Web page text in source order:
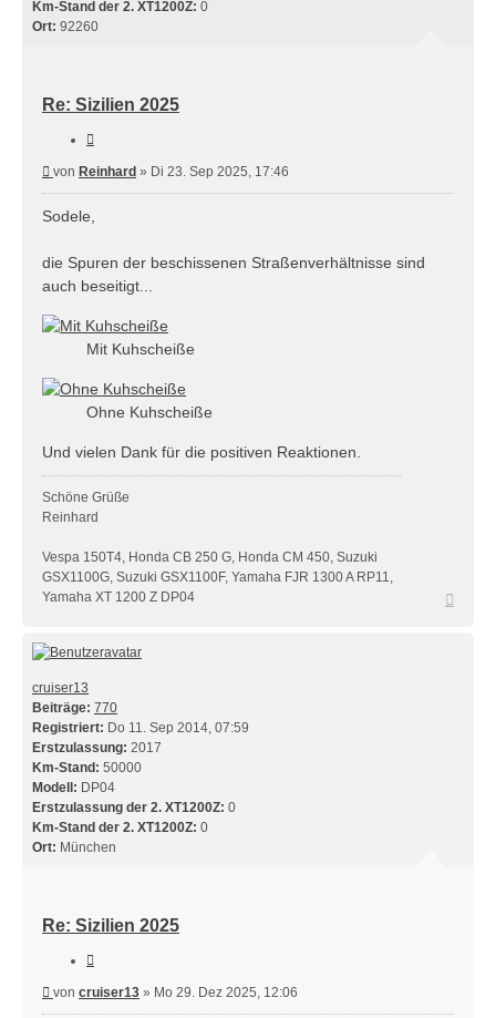
Km-Stand der 2. XT1200Z: 0
Ort: 92260
Re: Sizilien 2025
Beitrag
von Reinhard » Di 23. Sep 2025, 17:46
Sodele,
die Spuren der beschissenen Straßenverhältnisse sind
auch beseitigt...
Mit Kuhscheiße
Ohne Kuhscheiße
Und vielen Dank für die positiven Reaktionen.
Schöne Grüße
Reinhard
Vespa 150T4, Honda CB 250 G, Honda CM 450, Suzuki
GSX1100G, Suzuki GSX1100F, Yamaha FJR 1300 A RP11,
Yamaha XT 1200 Z DP04
cruiser13
Beiträge: 770
Registriert: Do 11. Sep 2014, 07:59
Erstzulassung: 2017
Km-Stand: 50000
Modell: DP04
Erstzulassung der 2. XT1200Z: 0
Km-Stand der 2. XT1200Z: 0
Ort: München
Re: Sizilien 2025
Beitrag
von cruiser13 » Mo 29. Dez 2025, 12:06